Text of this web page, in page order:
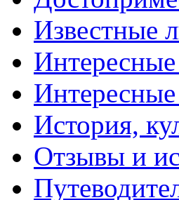
Известные
История,
Отзывы и